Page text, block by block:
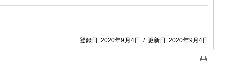
登録日: 2020年9月4日 / 更新日: 2020年9月4日